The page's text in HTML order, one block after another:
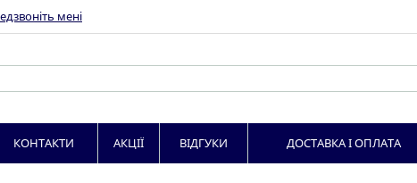
мені
КОНТАКТИ АКЦІЇ ВІДГУКИ ДОСТАВКА І ОПЛАТА